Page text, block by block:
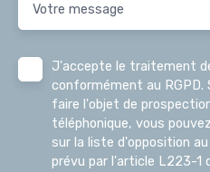
Votre message
J'accepte le traitement
conformément au RGPD.
faire l'objet de
téléphonique, vous
sur la liste d'opposition
prévu par l'article L223-1